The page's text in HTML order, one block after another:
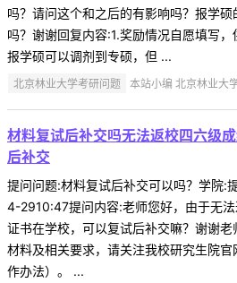
吗？请问这个和之后的有影响吗？报学
吗？谢谢回复内容:1.奖励情况自愿填写
报学硕可以调剂到专硕，但 ...
北京林业大学考研问题 本站小编 北京林业大
材料复试后补交吗无法返校四六级
后补交
提问问题:材料复试后补交可以吗？学院
4-2910:47提问内容:老师您好，由于无
证书在学校，可以复试后补交嘛？谢谢
材料及相关要求，请关注我校研究生院
作办法）。 ...